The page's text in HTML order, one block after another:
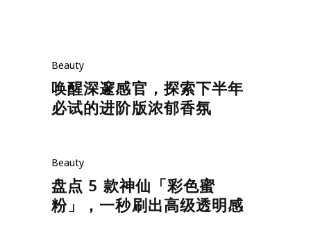
Beauty
唤醒深邃感官，探索下半年
必试的进阶版浓郁香氛
Beauty
盘点 5 款神仙「彩色蜜
粉」，一秒刷出高级透明感